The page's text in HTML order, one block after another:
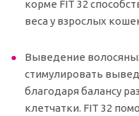
корме FIT 32
веса у взрослых
Выведение
стимулировать
благодаря балансу
клетчатки. FIT 32